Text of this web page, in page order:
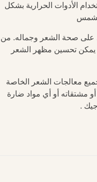
الأدوات الحرارية بشكل
على صحة الشعر وجماله. من
يمكن تحسين مظهر الشعر
جميع معالجات الشعر الخاصة
بنا لا توجد بها فورمالين Formaldehyde أو مشتقاته أو أي مواد ضارة
.